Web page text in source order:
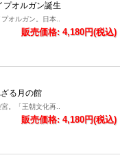
プオルガン誕生
オルガン。日本..
販売価格: 4,180円(税込)
る月の館
。「王朝文化再..
販売価格: 4,180円(税込)